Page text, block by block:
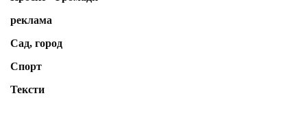
реклама
Сад, город
Спорт
Тексти